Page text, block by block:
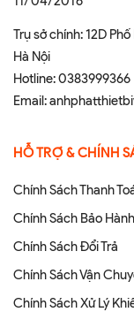
Trụ sở chính: 12D
Hà Nội
Hotline:0383999366
Email:
HỖ TRỢ & CHÍNH
Chính Sách Thanh
Chính Sách Bảo Hành
Chính Sách Đổi Trả
Chính Sách Vận
Chính Sách Xử Lý